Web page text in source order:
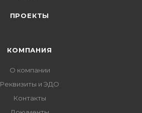
ПРОЕКТЫ
КОМПАНИЯ
О компании
Реквизиты и ЭДО
Контакты